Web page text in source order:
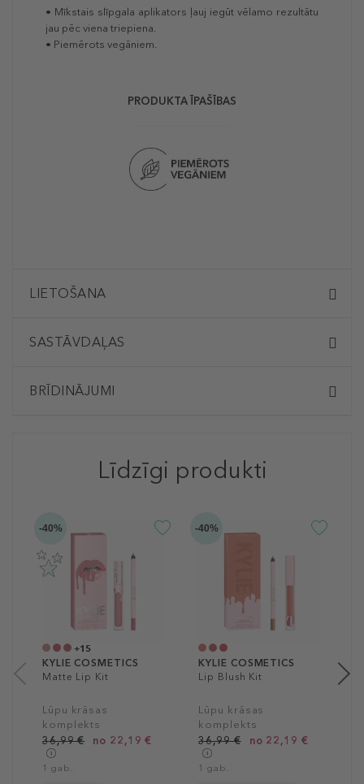
• Mīkstais slīpgala aplikators ļauj iegūt vēlamo rezultātu
jau pēc viena triepiena.
• Piemērots vegāniem.
PRODUKTA ĪPAŠĪBAS
LIETOŠANA
SASTĀVDAĻAS
BRĪDINĀJUMI
Līdzīgi produkti
-40%
+15
KYLIE COSMETICS
Matte Lip Kit
Lūpu krāsas
komplekts
36,99 €
no 22,19 €
1 gab.
-40%
KYLIE COSMETICS
Lip Blush Kit
Lūpu krāsas
komplekts
36,99 €
no 22,19 €
1 gab.